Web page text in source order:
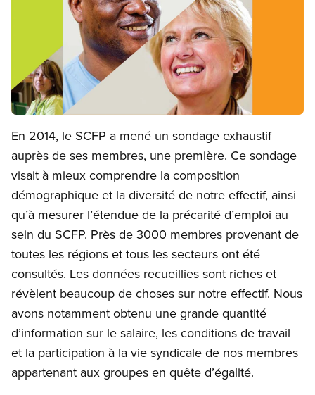
En 2014, le SCFP a mené un sondage exhaustif
auprès de ses membres, une première. Ce sondage
visait à mieux comprendre la composition
démographique et la diversité de notre effectif, ainsi
qu’à mesurer l’étendue de la précarité d’emploi au
sein du SCFP. Près de 3000 membres provenant de
toutes les régions et tous les secteurs ont été
consultés. Les données recueillies sont riches et
révèlent beaucoup de choses sur notre effectif. Nous
avons notamment obtenu une grande quantité
d’information sur le salaire, les conditions de travail
et la participation à la vie syndicale de nos membres
appartenant aux groupes en quête d’égalité.